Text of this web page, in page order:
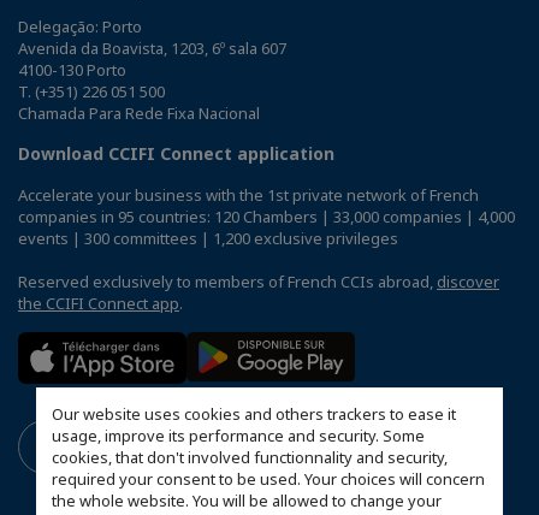
Our website uses cookies and others trackers to ease it
usage, improve its performance and security. Some
cookies, that don't involved functionnality and security,
required your consent to be used. Your choices will concern
the whole website. You will be allowed to change your
Delegação: Porto
Avenida da Boavista, 1203, 6º sala 607
4100-130 Porto
T. (+351) 226 051 500
Chamada Para Rede Fixa Nacional
Download CCIFI Connect application
Accelerate your business with the 1st private network of French
companies in 95 countries: 120 Chambers | 33,000 companies | 4,000
events | 300 committees | 1,200 exclusive privileges
Reserved exclusively to members of French CCIs abroad, discover
the CCIFI Connect app.